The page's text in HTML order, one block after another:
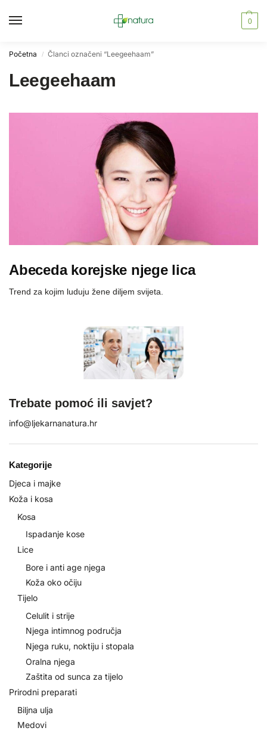
0
Početna / Članci označeni “Leegeehaam”
Leegeehaam
Abeceda korejske njege lica
Trend za kojim luduju žene diljem svijeta.
Trebate pomoć ili savjet?
info@ljekarnanatura.hr
Kategorije
Djeca i majke
Koža i kosa
Kosa
Ispadanje kose
Lice
Bore i anti age njega
Koža oko očiju
Tijelo
Celulit i strije
Njega intimnog područja
Njega ruku, noktiju i stopala
Oralna njega
Zaštita od sunca za tijelo
Prirodni preparati
Biljna ulja
Medovi